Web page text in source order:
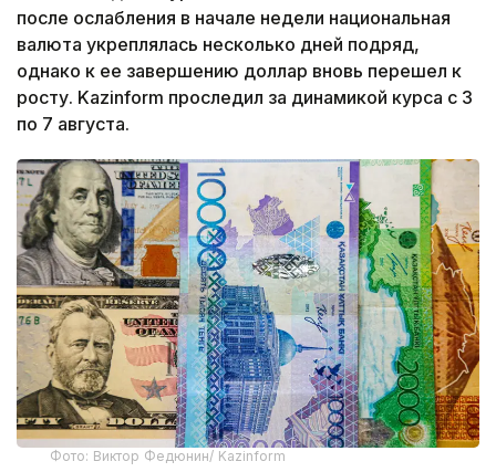
после ослабления в начале недели национальная
валюта укреплялась несколько дней подряд,
однако к ее завершению доллар вновь перешел к
росту. Kazinform проследил за динамикой курса с 3
по 7 августа.
Фото: Виктор Федюнин/ Kazinform